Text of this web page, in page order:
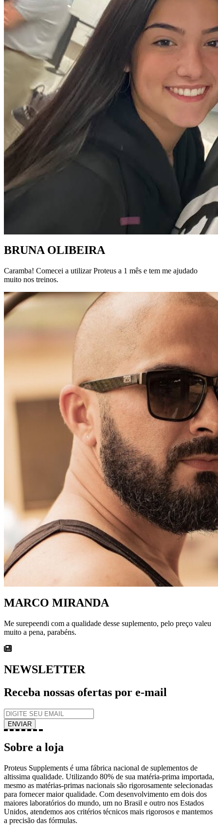
BRUNA OLIBEIRA
Caramba! Comecei a utilizar Proteus a 1 mês e tem me ajudado
muito nos treinos.
MARCO MIRANDA
Me surepeendi com a qualidade desse suplemento, pelo preço valeu
muito a pena, parabéns.
NEWSLETTER
Receba nossas ofertas por e-mail
Sobre a loja
Proteus Supplements é uma fábrica nacional de suplementos de
altissima qualidade. Utilizando 80% de sua matéria-prima importada,
mesmo as matérias-primas nacionais são rigorosamente selecionadas
para fornecer maior qualidade. Com desenvolvimento em dois dos
maiores laboratórios do mundo, um no Brasil e outro nos Estados
Unidos, atendemos aos critérios técnicos mais rigorosos e mantemos
a precisão das fórmulas.